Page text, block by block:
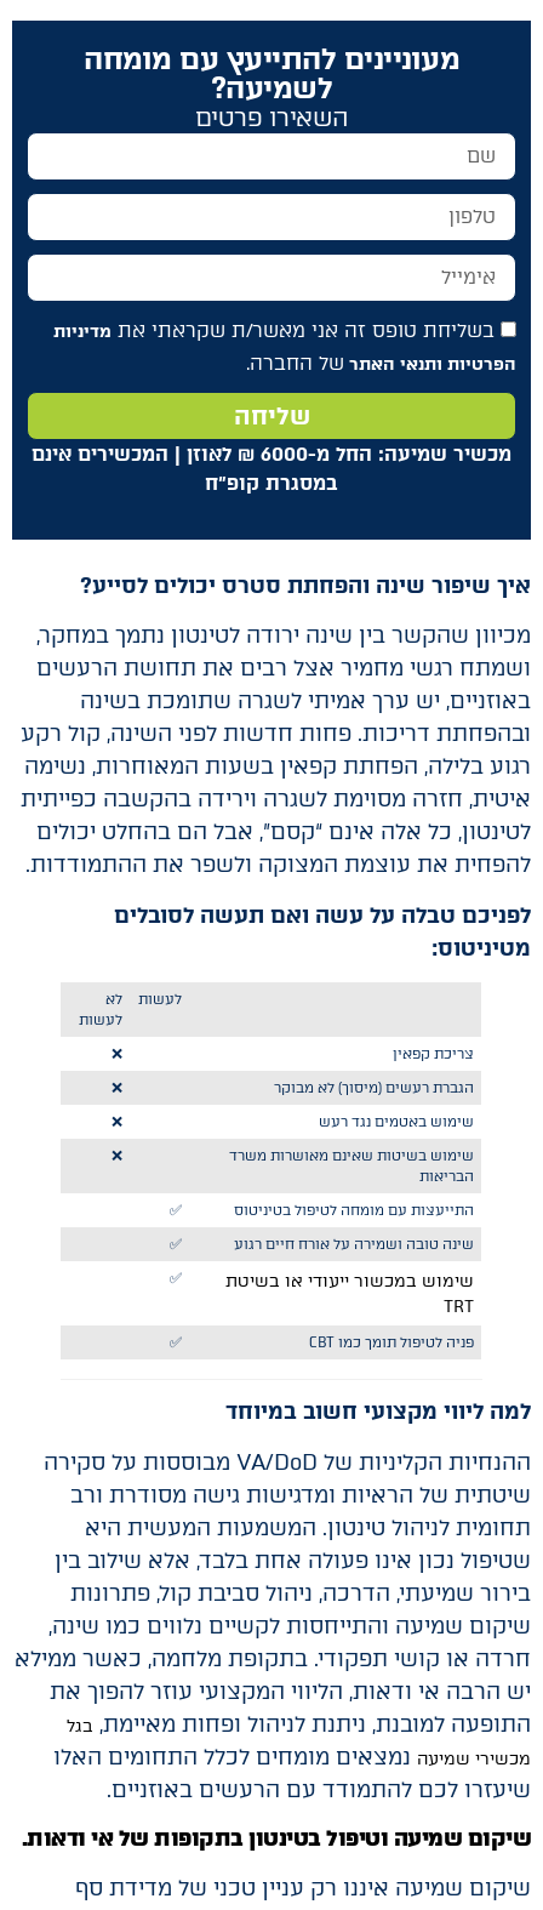
מעוניינים להתייעץ עם מומחה
לשמיעה?
השאירו פרטים
בשליחת טופס זה אני מאשר/ת שקראתי את מדיניות
הפרטיות ותנאי האתר של החברה.
שליחה
מכשיר שמיעה: החל מ-6000 ₪ לאוזן | המכשירים אינם
במסגרת קופ"ח
איך שיפור שינה והפחתת סטרס יכולים לסייע?
מכיוון שהקשר בין שינה ירודה לטינטון נתמך במחקר,
ושמתח רגשי מחמיר אצל רבים את תחושת הרעשים
באוזניים, יש ערך אמיתי לשגרה שתומכת בשינה
ובהפחתת דריכות. פחות חדשות לפני השינה, קול רקע
רגוע בלילה, הפחתת קפאין בשעות המאוחרות, נשימה
איטית, חזרה מסוימת לשגרה וירידה בהקשבה כפייתית
לטינטון, כל אלה אינם “קסם”, אבל הם בהחלט יכולים
להפחית את עוצמת המצוקה ולשפר את ההתמודדות.
לפניכם טבלה על עשה ואם תעשה לסובלים
מטיניטוס:
לעשות
לא
לעשות
צריכת קפאין
❌
הגברת רעשים (מיסוך) לא מבוקר
❌
שימוש באטמים נגד רעש
❌
שימוש בשיטות שאינם מאושרות משרד
הבריאות
❌
התייעצות עם מומחה לטיפול בטיניטוס
✅️
שינה טובה ושמירה על אורח חיים רגוע
✅️
שימוש במכשור ייעודי או בשיטת
TRT
✅️
פניה לטיפול תומך כמו CBT ✅️
למה ליווי מקצועי חשוב במיוחד
ההנחיות הקליניות של VA/DoD מבוססות על סקירה
שיטתית של הראיות ומדגישות גישה מסודרת ורב
תחומית לניהול טינטון. המשמעות המעשית היא
שטיפול נכון אינו פעולה אחת בלבד, אלא שילוב בין
בירור שמיעתי, הדרכה, ניהול סביבת קול, פתרונות
שיקום שמיעה והתייחסות לקשיים נלווים כמו שינה,
חרדה או קושי תפקודי. בתקופת מלחמה, כאשר ממילא
יש הרבה אי ודאות, הליווי המקצועי עוזר להפוך את
התופעה למובנת, ניתנת לניהול ופחות מאיימת, בגל
מכשירי שמיעה נמצאים מומחים לכלל התחומים האלו
שיעזרו לכם להתמודד עם הרעשים באוזניים.
שיקום שמיעה וטיפול בטינטון בתקופות של אי ודאות.
שיקום שמיעה איננו רק עניין טכני של מדידת סף